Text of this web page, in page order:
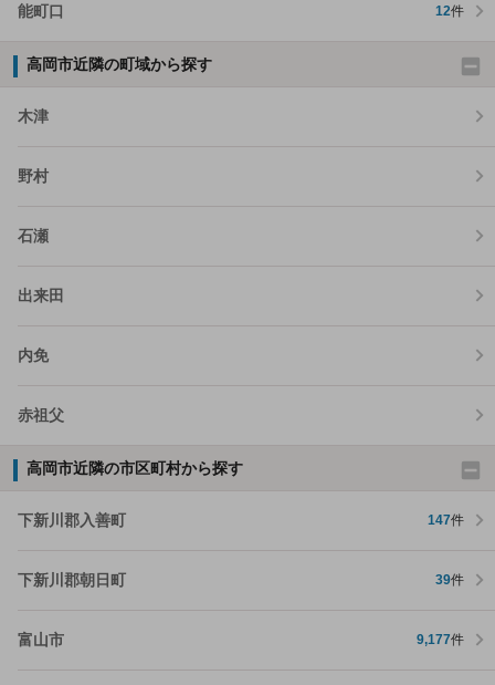
能町口 12件
高岡市近隣の町域から探す
木津
野村
石瀬
出来田
内免
赤祖父
高岡市近隣の市区町村から探す
下新川郡入善町 147件
下新川郡朝日町 39件
富山市 9,177件